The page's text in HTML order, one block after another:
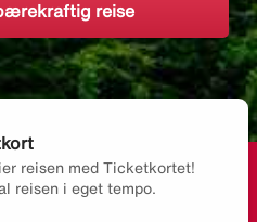
reise
reisen med Ticketkortet!
reisen i eget tempo.